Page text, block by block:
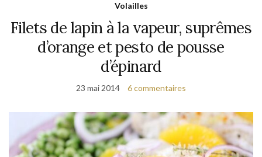
Volailles
Filets de lapin à la vapeur, suprêmes
d’orange et pesto de pousse
d’épinard
23 mai 2014 6 commentaires